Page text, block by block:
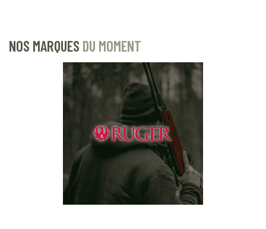
NOS MARQUES DU MOMENT